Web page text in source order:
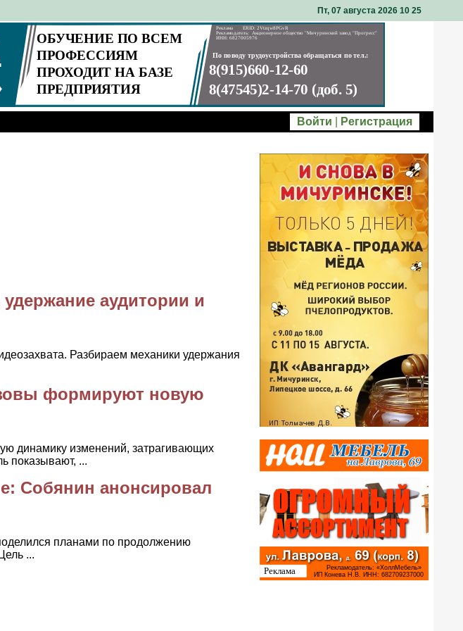
Пт, 07 августа 2026 10 25
Войти Регистрация
аудитории и
Разбираем механики удержания
формируют новую
динамику изменений, затрагивающих
показывают, ...
Собянин анонсировал
планами по продолжению
...